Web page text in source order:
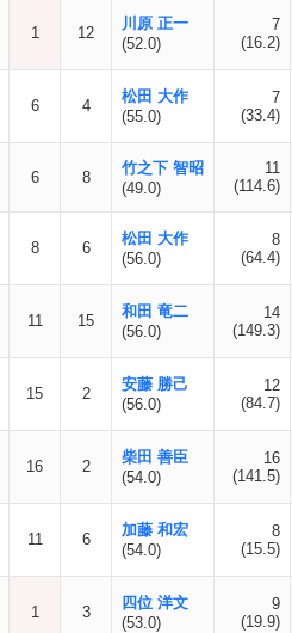
1 12
川原 正一
(52.0)
7
(16.2)
6 4
松田 大作
(55.0)
7
(33.4)
6 8
竹之下 智昭
(49.0)
11
(114.6)
8 6
松田 大作
(56.0)
8
(64.4)
11 15
和田 竜二
(56.0)
14
(149.3)
15 2
安藤 勝己
(56.0)
12
(84.7)
16 2
柴田 善臣
(54.0)
16
(141.5)
11 6
加藤 和宏
(54.0)
8
(15.5)
1 3
四位 洋文
(53.0)
9
(19.9)